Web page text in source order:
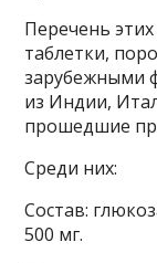
Перечень
таблетки,
зарубежными
из Индии,
прошедшие
Среди них:
Состав:
500 мг.